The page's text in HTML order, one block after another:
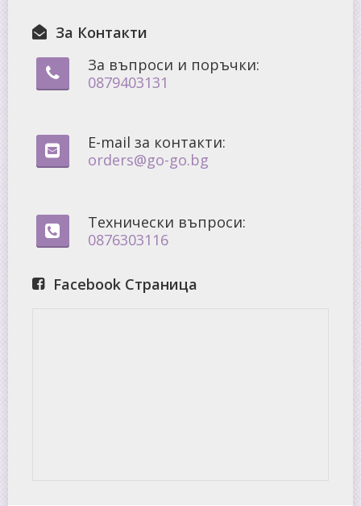
За Контакти
За въпроси и поръчки:
0879403131
E-mail за контакти:
orders@go-go.bg
Технически въпроси:
0876303116
Facebook Страница